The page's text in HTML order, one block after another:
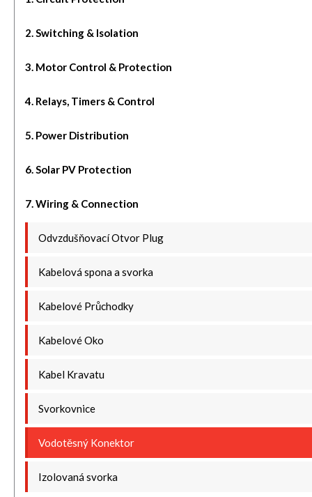
2. Switching & Isolation
3. Motor Control & Protection
4. Relays, Timers & Control
5. Power Distribution
6. Solar PV Protection
7. Wiring & Connection
Odvzdušňovací Otvor Plug
Kabelová spona a svorka
Kabelové Průchodky
Kabelové Oko
Kabel Kravatu
Svorkovnice
Vodotěsný Konektor
Izolovaná svorka